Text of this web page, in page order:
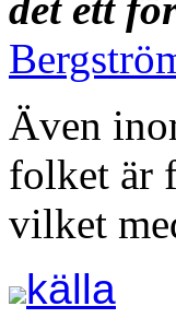
Även
folket är
vilket
källa